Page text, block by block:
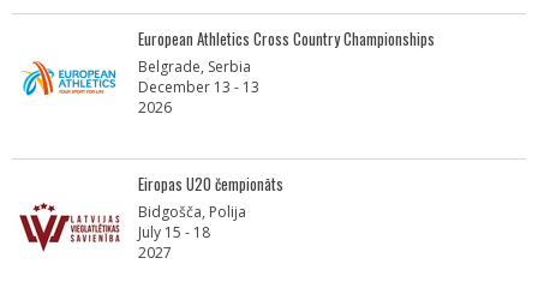
European Athletics Cross Country Championships
Belgrade, Serbia
December 13 - 13
2026
Eiropas U20 čempionāts
Bidgošča, Polija
July 15 - 18
2027